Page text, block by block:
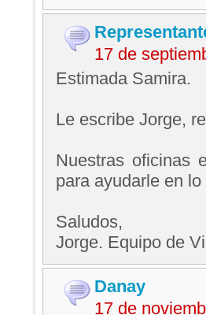
17 de
Estimada Samira.
Le escribe Jorge,
Nuestras oficinas
para ayudarle en
Saludos,
Jorge. Equipo de
Danay
17 de